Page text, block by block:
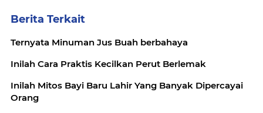
Berita Terkait
Ternyata Minuman Jus Buah berbahaya
Inilah Cara Praktis Kecilkan Perut Berlemak
Inilah Mitos Bayi Baru Lahir Yang Banyak Dipercayai
Orang